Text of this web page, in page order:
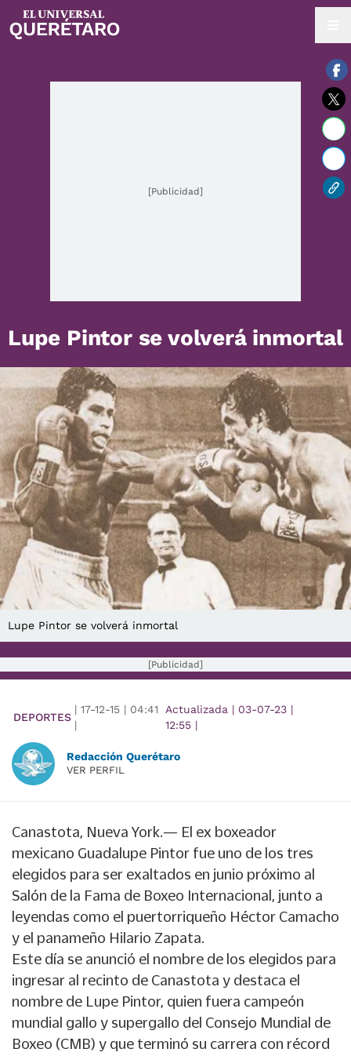
09 / agosto / 2026 | 08:27 hrs.
[Publicidad]
Lupe Pintor se volverá inmortal
Lupe Pintor se volverá inmortal
[Publicidad]
DEPORTES
| 17-12-15 | 04:41
|
Actualizada | 03-07-23 |
12:55|
Redacción Querétaro
VER PERFIL
Canastota, Nueva York.— El ex boxeador
mexicano Guadalupe Pintor fue uno de los tres
elegidos para ser exaltados en junio próximo al
Salón de la Fama de Boxeo Internacional, junto a
leyendas como el puertorriqueño Héctor Camacho
y el panameño Hilario Zapata.
Este día se anunció el nombre de los elegidos para
ingresar al recinto de Canastota y destaca el
nombre de Lupe Pintor, quien fuera campeón
mundial gallo y supergallo del Consejo Mundial de
Boxeo (CMB) y que terminó su carrera con récord